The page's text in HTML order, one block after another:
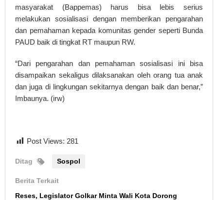
masyarakat (Bappemas) harus bisa lebis serius
melakukan sosialisasi dengan memberikan pengarahan
dan pemahaman kepada komunitas gender seperti Bunda
PAUD baik di tingkat RT maupun RW.
“Dari pengarahan dan pemahaman sosialisasi ini bisa
disampaikan sekaligus dilaksanakan oleh orang tua anak
dan juga di lingkungan sekitarnya dengan baik dan benar,”
Imbaunya. (irw)
Post Views: 281
Ditag Sospol
Berita Terkait
Reses, Legislator Golkar Minta Wali Kota Dorong